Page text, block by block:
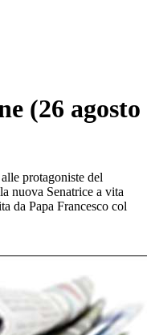
(26 agosto
protagoniste del
nuova Senatrice a vita
da Papa Francesco col